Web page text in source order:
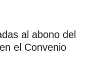
al abono del
el Convenio